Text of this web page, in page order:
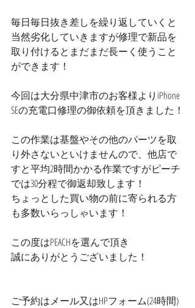
毎日毎日抜き差しを繰り返していくと
当然劣化していきますが修理で新品を
取り付けるとまだまだ長ーく使うこと
ができます！
今回は大分県中津市のお客様よりiPhone
SEの充電口修理の御依頼を頂きました！
この作業は基盤やその他のパーツを取
り外さないといけませんので、他店で
すと平均2時間かかる作業ですがピーチ
では30分程で御返却致します！
ちょっとした買い物の前に寄られる方
も多数いらっしゃいます！
この度はPEACHを選んで頂き
誠にありがとうございました！
ご予約はメール又はHPフォーム(24時間)